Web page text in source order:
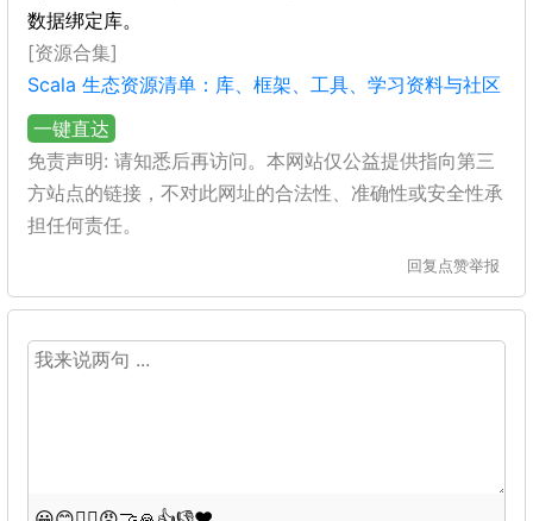
数据绑定库。
[资源合集]
Scala 生态资源清单：库、框架、工具、学习资料与社区
一键直达
免责声明: 请知悉后再访问。本网站仅公益提供指向第三
方站点的链接，不对此网址的合法性、准确性或安全性承
担任何责任。
回复 点赞举报